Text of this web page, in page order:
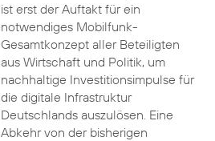
ist erst der Auftakt für ein
notwendiges Mobilfunk-
Gesamtkonzept aller Beteiligten
aus Wirtschaft und Politik, um
nachhaltige Investitionsimpulse für
die digitale Infrastruktur
Deutschlands auszulösen. Eine
Abkehr von der bisherigen